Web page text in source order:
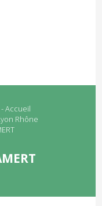
Accueil
Rhône